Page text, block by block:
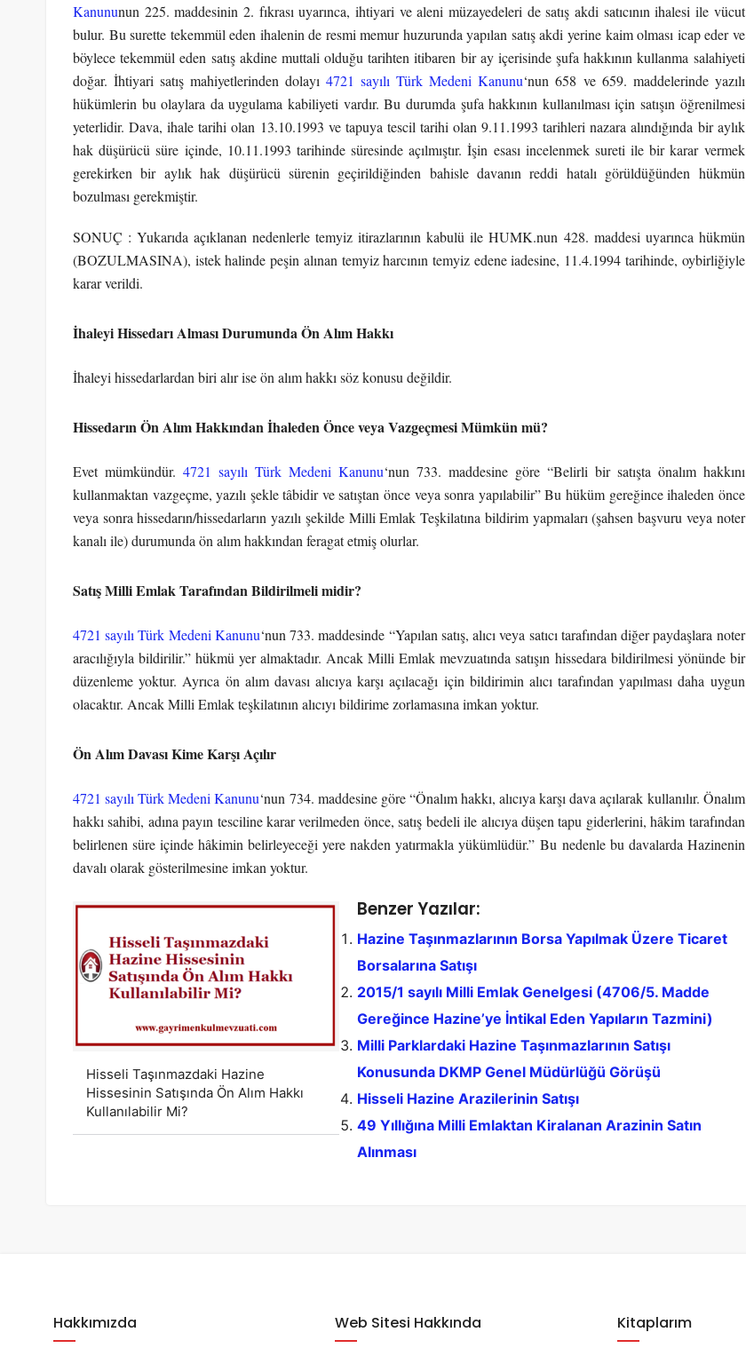
Kanununun 225. maddesinin 2. fıkrası uyarınca, ihtiyari ve aleni müzayedeleri de satış akdi satıcının ihalesi ile vücut
bulur. Bu surette tekemmül eden ihalenin de resmi memur huzurunda yapılan satış akdi yerine kaim olması icap eder ve
böylece tekemmül eden satış akdine muttali olduğu tarihten itibaren bir ay içerisinde şufa hakkının kullanma salahiyeti
doğar. İhtiyari satış mahiyetlerinden dolayı4721 sayılı Türk Medeni Kanunu‘nun 658 ve 659. maddelerinde yazılı
hükümlerin bu olaylara da uygulama kabiliyeti vardır. Bu durumda şufa hakkının kullanılması için satışın öğrenilmesi
yeterlidir. Dava, ihale tarihi olan 13.10.1993 ve tapuya tescil tarihi olan 9.11.1993 tarihleri nazara alındığında bir aylık
hak düşürücü süre içinde, 10.11.1993 tarihinde süresinde açılmıştır. İşin esası incelenmek sureti ile bir karar vermek
gerekirken bir aylık hak düşürücü sürenin geçirildiğinden bahisle davanın reddi hatalı görüldüğünden hükmün
bozulması gerekmiştir.
SONUÇ : Yukarıda açıklanan nedenlerle temyiz itirazlarının kabulü ile HUMK.nun 428. maddesi uyarınca hükmün
(BOZULMASINA), istek halinde peşin alınan temyiz harcının temyiz edene iadesine, 11.4.1994 tarihinde, oybirliğiyle
karar verildi.
İhaleyi Hissedarı Alması Durumunda Ön Alım Hakkı
İhaleyi hissedarlardan biri alır ise ön alım hakkı söz konusu değildir.
Hissedarın Ön Alım Hakkından İhaleden Önce veya Vazgeçmesi Mümkün mü?
Evet mümkündür. 4721 sayılı Türk Medeni Kanunu‘nun 733. maddesine göre “Belirli bir satışta önalım hakkını
kullanmaktan vazgeçme, yazılı şekle tâbidir ve satıştan önce veya sonra yapılabilir” Bu hüküm gereğince ihaleden önce
veya sonra hissedarın/hissedarların yazılı şekilde Milli Emlak Teşkilatına bildirim yapmaları (şahsen başvuru veya noter
kanalı ile) durumunda ön alım hakkından feragat etmiş olurlar.
Satış Milli Emlak Tarafından Bildirilmeli midir?
4721 sayılı Türk Medeni Kanunu‘nun 733. maddesinde “Yapılan satış, alıcı veya satıcı tarafından diğer paydaşlara noter
aracılığıyla bildirilir.” hükmü yer almaktadır. Ancak Milli Emlak mevzuatında satışın hissedara bildirilmesi yönünde bir
düzenleme yoktur. Ayrıca ön alım davası alıcıya karşı açılacağı için bildirimin alıcı tarafından yapılması daha uygun
olacaktır. Ancak Milli Emlak teşkilatının alıcıyı bildirime zorlamasına imkan yoktur.
Ön Alım Davası Kime Karşı Açılır
4721 sayılı Türk Medeni Kanunu‘nun 734. maddesine göre “Önalım hakkı, alıcıya karşı dava açılarak kullanılır. Önalım
hakkı sahibi, adına payın tesciline karar verilmeden önce, satış bedeli ile alıcıya düşen tapu giderlerini, hâkim tarafından
belirlenen süre içinde hâkimin belirleyeceği yere nakden yatırmakla yükümlüdür.” Bu nedenle bu davalarda Hazinenin
davalı olarak gösterilmesine imkan yoktur.
Hisseli Taşınmazdaki Hazine
Hissesinin Satışında Ön Alım Hakkı
Kullanılabilir Mi?
Benzer Yazılar:
Hazine Taşınmazlarının Borsa Yapılmak Üzere Ticaret
Borsalarına Satışı
2015/1 sayılı Milli Emlak Genelgesi (4706/5. Madde
Gereğince Hazine’ye İntikal Eden Yapıların Tazmini)
Milli Parklardaki Hazine Taşınmazlarının Satışı
Konusunda DKMP Genel Müdürlüğü Görüşü
Hisseli Hazine Arazilerinin Satışı
49 Yıllığına Milli Emlaktan Kiralanan Arazinin Satın
Alınması
Hakkımızda Web Sitesi Hakkında Kitaplarım